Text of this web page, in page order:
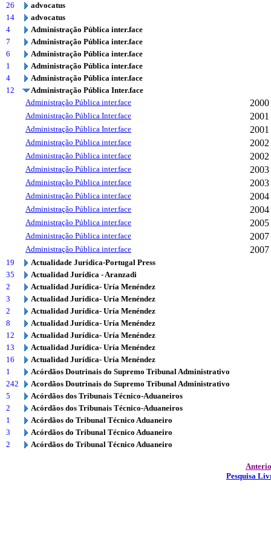
26
advocatus
14
advocatus
4
Administração Pública inter.face
7
Administração Pública inter.face
6
Administração Pública inter.face
1
Administração Pública inter.face
4
Administração Pública inter.face
12
Administração Pública Inter.face
Administração Pública inter.face
2000
Administração Pública Inter.face 2001
Administração Pública Inter.face 2001
Administração Pública inter.face 2002
Administração Pública inter.face 2002
Administração Pública inter.face 2003
Administração Pública inter.face 2003
Administração Pública inter.face 2004
Administração Pública inter.face 2004
Administração Pública inter.face 2005
Administração Pública inter.face 2007
Administração Pública inter.face 2007
19
Actualidade Jurídica-Portugal Press
35
Actualidad Jurídica - Aranzadi
2
Actualidad Jurídica- Uría Menéndez
3
Actualidad Jurídica- Uría Menéndez
2
Actualidad Jurídica- Uría Menéndez
8
Actualidad Jurídica- Uría Menéndez
12
Actualidad Jurídica- Uría Menéndez
13
Actualidad Jurídica- Uría Menéndez
16
Actualidad Jurídica- Uría Menéndez
1
Acórdãos Doutrinais do Supremo Tribunal Administrativo
242
Acordãos Doutrinais do Supremo Tribunal Administrativo
5
Acórdãos dos Tribunais Técnico-Aduaneiros
2
Acórdãos dos Tribunais Técnico-Aduaneiros
1
Acórdãos do Tribunal Técnico Aduaneiro
3
Acórdãos do Tribunal Técnico Aduaneiro
2
Acórdãos do Tribunal Técnico Aduaneiro
Pesquisa